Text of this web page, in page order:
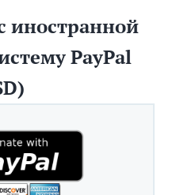
иностранной
PayPal